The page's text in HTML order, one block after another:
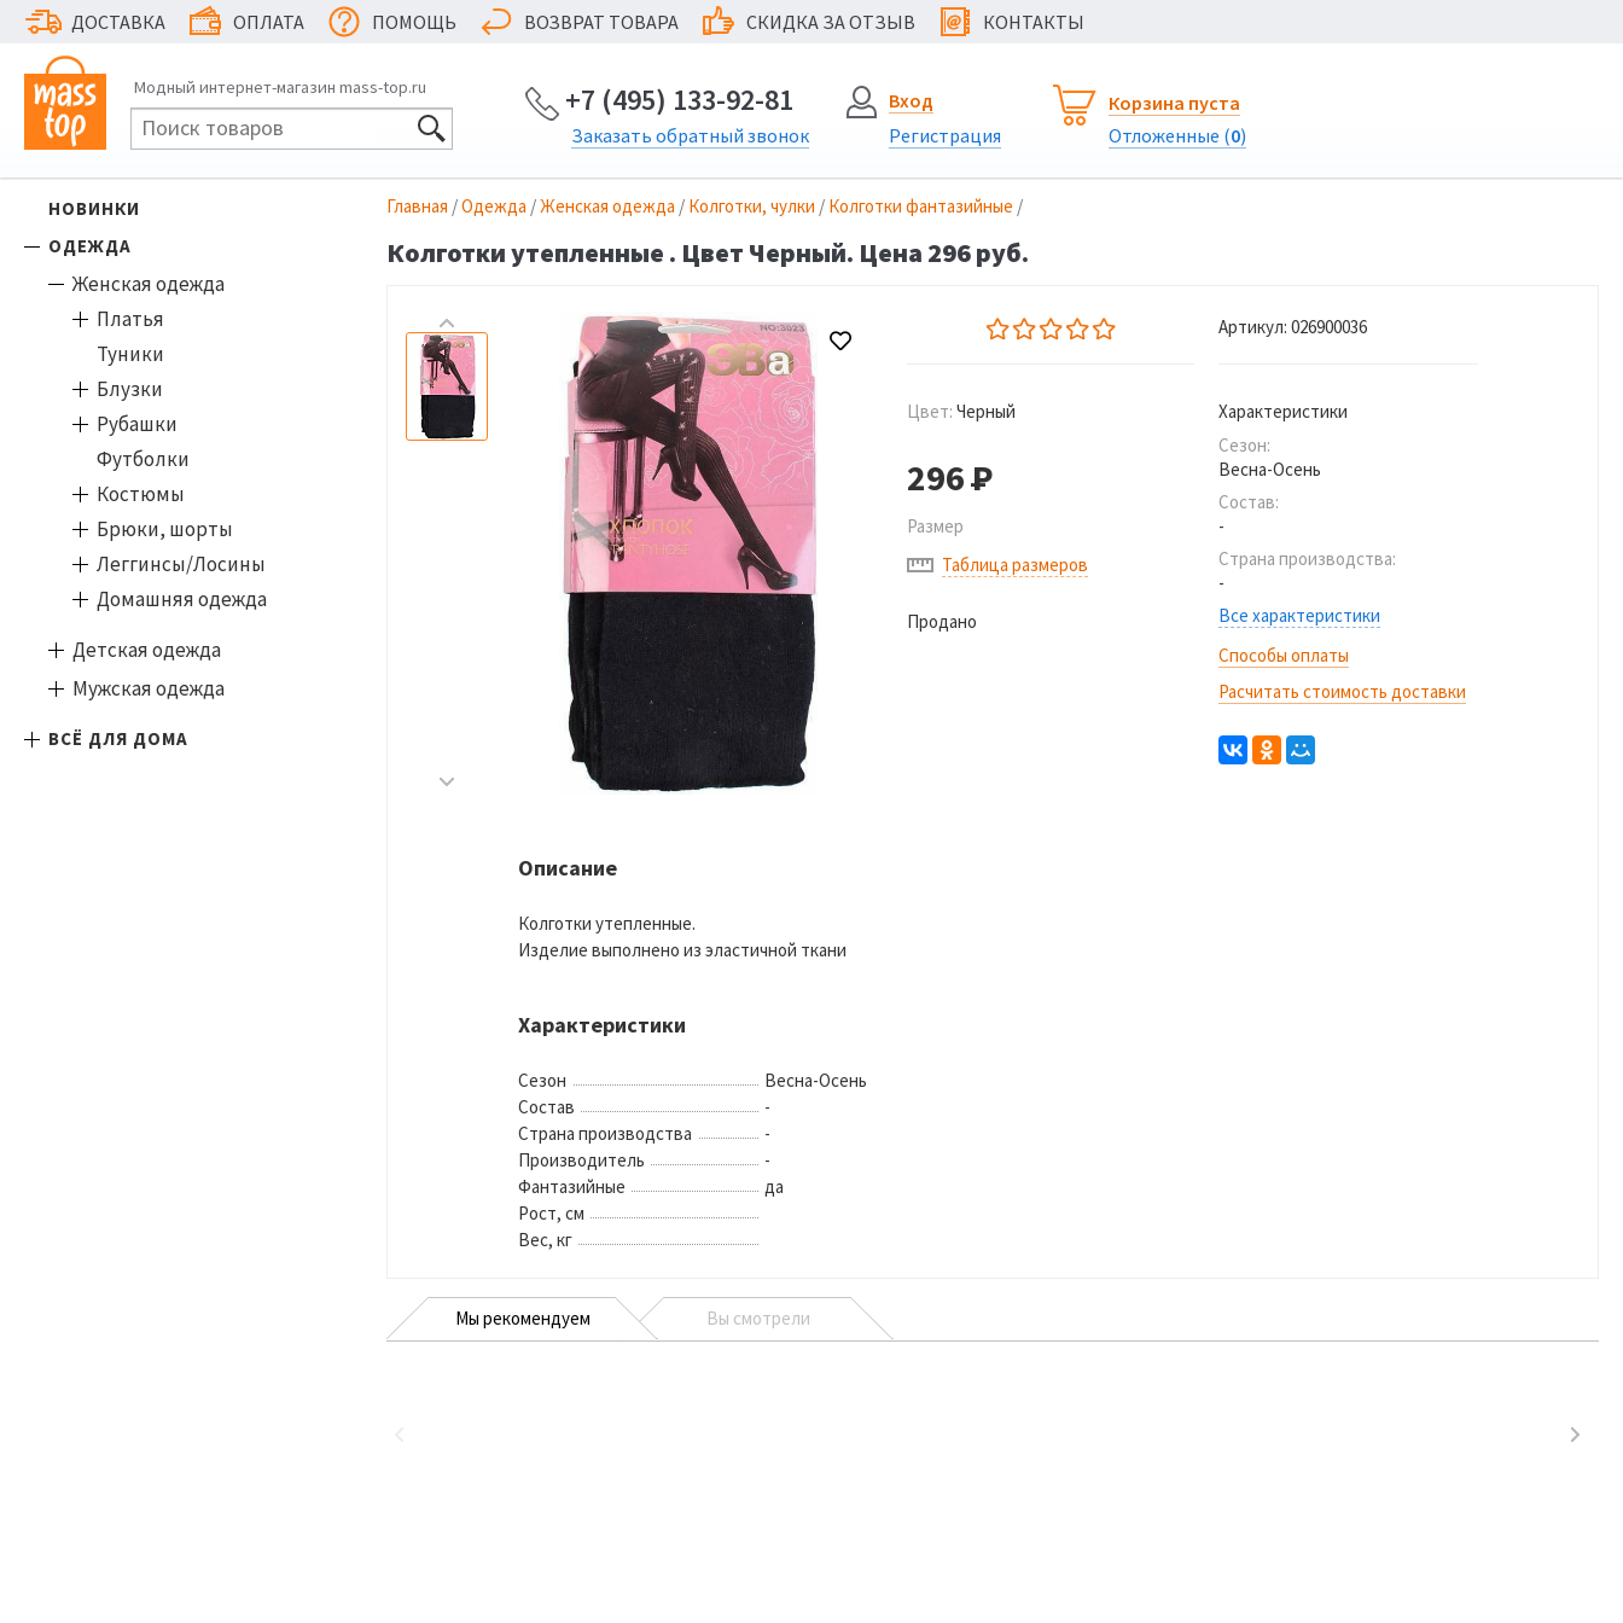
ДОСТАВКА ОПЛАТА ПОМОЩЬ ВОЗВРАТ ТОВАРА СКИДКА ЗА ОТЗЫВ @ КОНТАКТЫ
Модный интернет-магазин mass-top.ru +7 (495) 133-92-81
Заказать обратный звонок
Вход
Регистрация
Корзина пуста
Отложенные (0)
НОВИНКИ
ОДЕЖДА
Женская одежда
Платья
Туники
Блузки
Рубашки
Футболки
Костюмы
Брюки, шорты
Леггинсы/Лосины
Домашняя одежда
Детская одежда
Мужская одежда
ВСЁ ДЛЯ ДОМА
Главная /Одежда /Женская одежда / Колготки, чулки / Колготки фантазийные /
Колготки утепленные . Цвет Черный. Цена 296 руб.
Цвет: Черный
296Р
Размер
Таблица размеров
Продано
Артикул: 026900036
Характеристики
Сезон:
Весна-Осень
Состав:
-
Страна производства:
-
Все характеристики
Способы оплаты
Расчитать стоимость доставки
Описание
Колготки утепленные.
Изделие выполнено из эластичной ткани
Характеристики
Сезон
Весна-Осень
Состав
-
Страна производства
-
Производитель
-
Фантазийные
да
Рост, см
Вес, кг
Мы рекомендуем Вы смотрели